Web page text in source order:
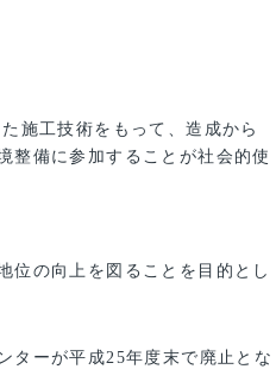
施工技術をもって、造成から
整備に参加することが社会的使
位の向上を図ることを目的とし
ターが平成25年度末で廃止とな